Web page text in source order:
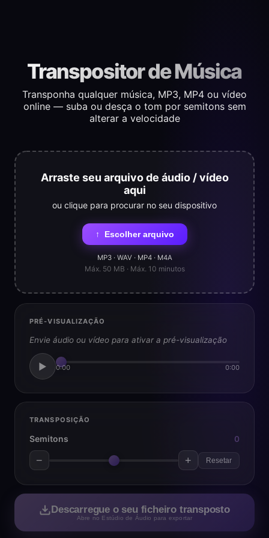
Transpositor de Música
Transponha qualquer música, MP3, MP4 ou vídeo
online — suba ou desça o tom por semitons sem
alterar a velocidade
Arraste seu arquivo de áudio / vídeo
aqui
ou clique para procurar no seu dispositivo
↑ Escolher arquivo
MP3 · WAV · MP4 · M4A
Máx. 50 MB · Máx. 10 minutos
PRÉ-VISUALIZAÇÃO
Envie áudio ou vídeo para ativar a pré-visualização
▶ 0:00 0:00
TRANSPOSIÇÃO
Semitons 0
− + Resetar
Descarregue o seu ficheiro transposto
Abre no Estúdio de Áudio para exportar